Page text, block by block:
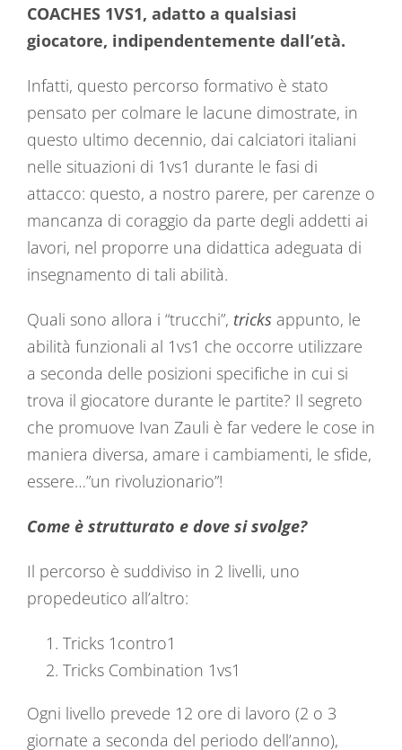
COACHES 1VS1, adatto a qualsiasi
giocatore, indipendentemente dall’età.
Infatti, questo percorso formativo è stato
pensato per colmare le lacune dimostrate, in
questo ultimo decennio, dai calciatori italiani
nelle situazioni di 1vs1 durante le fasi di
attacco: questo, a nostro parere, per carenze o
mancanza di coraggio da parte degli addetti ai
lavori, nel proporre una didattica adeguata di
insegnamento di tali abilità.
Quali sono allora i “trucchi”, tricks appunto, le
abilità funzionali al 1vs1 che occorre utilizzare
a seconda delle posizioni specifiche in cui si
trova il giocatore durante le partite? Il segreto
che promuove Ivan Zauli è far vedere le cose in
maniera diversa, amare i cambiamenti, le sfide,
essere…”un rivoluzionario”!
Come è strutturato e dove si svolge?
Il percorso è suddiviso in 2 livelli, uno
propedeutico all’altro:
Tricks 1contro1
Tricks Combination 1vs1
Ogni livello prevede 12 ore di lavoro (2 o 3
giornate a seconda del periodo dell’anno),